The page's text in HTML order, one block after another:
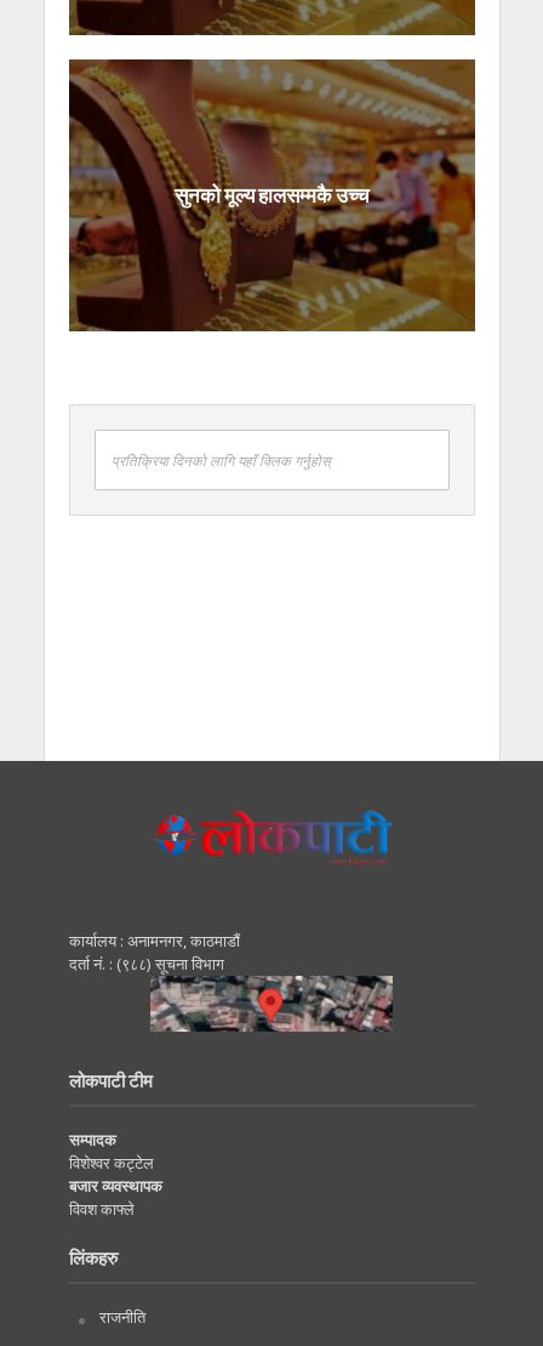
सुनको मूल्य हालसम्मकै उच्च
प्रतिक्रिया दिनको लागि यहाँ क्लिक गर्नुहोस्
कार्यालय : अनामनगर, काठमाडाैं
दर्ता नं. : (९८८) सूचना विभाग
लोकपाटी टीम
सम्पादक
विशेश्वर कट्टेल
बजार व्यवस्थापक
विवश काफ्ले
लिंकहरु
राजनीति